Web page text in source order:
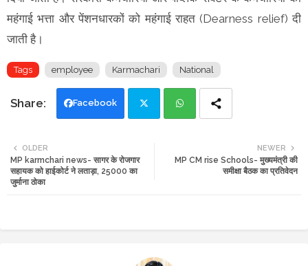
महंगाई भत्ता और पेंशनधारकों को महंगाई राहत (Dearness relief) दी
जाती है।
Tags employee Karmachari National
Facebook
tte ats
NEWER
MP CM rise Schools- मुख्यमंत्री की
समीक्षा बैठक का प्रतिवेदन
OLDER
MP karmchari news- सागर के रोजगार
सहायक को हाईकोर्ट ने लताड़ा, 25000 का
जुर्माना ठोका